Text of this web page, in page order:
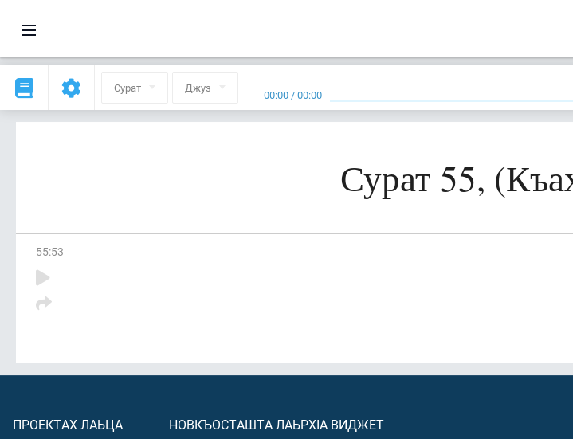
Сурат Джуз 00:00 /00:00
Сурат 55,
55:53
ПРОЕКТАХ ЛАЬЦА
НОВКЪОСТАШТА ЛАЬРХIА ВИДЖЕТ